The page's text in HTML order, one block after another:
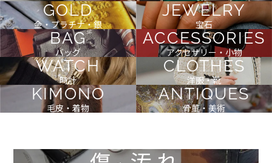
GOLD
金・プラチナ・銀
JEWELRY
宝石
BAG
バッグ
ACCESSORIES
アクセサリー・小物
WATCH
時計
CLOTHES
洋服・靴
KIMONO
毛皮・着物
ANTIQUES
骨董・美術